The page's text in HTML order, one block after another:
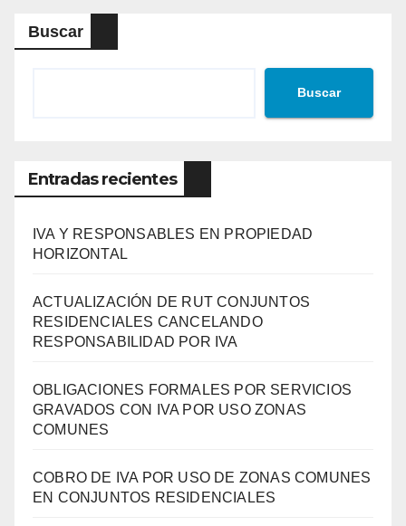
Buscar
Buscar
Entradas recientes
IVA Y RESPONSABLES EN PROPIEDAD
HORIZONTAL
ACTUALIZACIÓN DE RUT CONJUNTOS
RESIDENCIALES CANCELANDO
RESPONSABILIDAD POR IVA
OBLIGACIONES FORMALES POR SERVICIOS
GRAVADOS CON IVA POR USO ZONAS
COMUNES
COBRO DE IVA POR USO DE ZONAS COMUNES
EN CONJUNTOS RESIDENCIALES